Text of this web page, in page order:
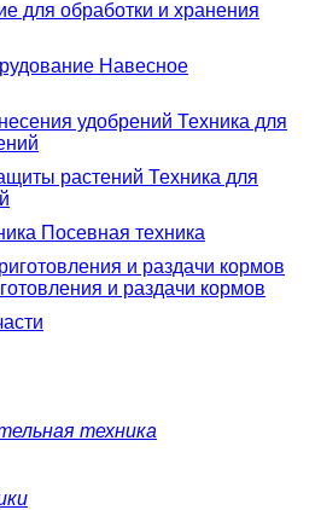
для обработки и хранения
Навесное
Техника для
Техника для
Посевная техника
и раздачи кормов
техника